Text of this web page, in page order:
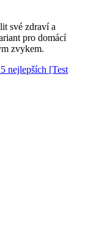
své zdraví a
pro domácí
zvykem.
nejlepších [Test